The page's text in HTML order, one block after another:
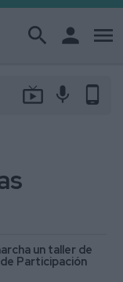
search person menu
live_tv mic phone_android
un taller de
Participación